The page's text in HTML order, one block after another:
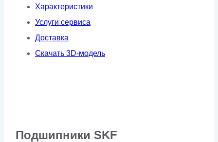
Характеристики
Услуги сервиса
Доставка
Скачать 3D-модель
Подшипники SKF